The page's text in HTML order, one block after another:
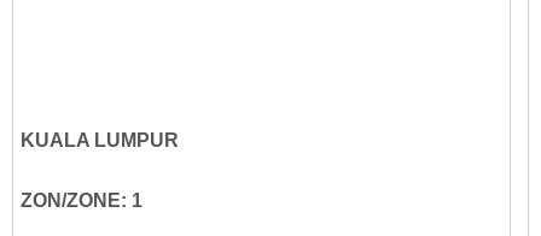
KUALA LUMPUR
ZON/ZONE: 1